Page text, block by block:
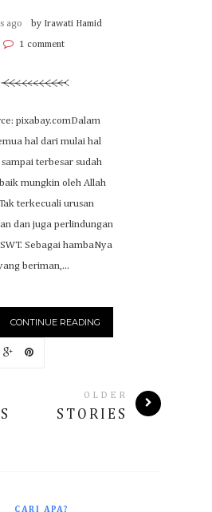
ago by Irawati Hamid
1 comment
pixabay.comDalam
hal dari mulai hal
terbesar sudah
mungkin oleh Allah
terkecuali urusan
dan juga perlindungan
Sebagai hambaNya
beriman,...
CONTINUE READING
OLDER
STORIES
CARI APA?